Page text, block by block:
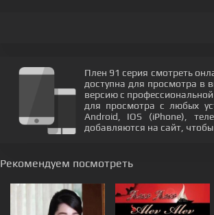
Плен 91 серия смотреть
доступна для просмотра в
версию с
для просмотра с любых
Android, IOS (iPhone),
добавляются на сайт,
Рекомендуем посмотреть